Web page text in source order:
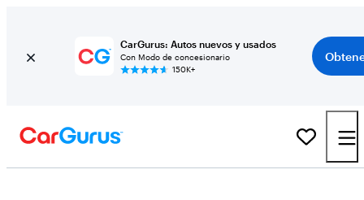
CarGurus: Autos nuevos y usados
Con Modo de concesionario
150K+